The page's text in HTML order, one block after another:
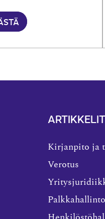
Kirjanpito ja
Verotus
Palkkahallinto